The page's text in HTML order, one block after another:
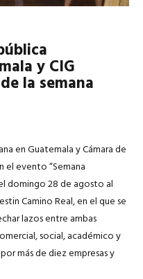
y CIG
la semana
en Guatemala y Cámara de
el evento “Semana
domingo 28 de agosto al
Camino Real, en el que se
lazos entre ambas
social, académico y
más de diez empresas y